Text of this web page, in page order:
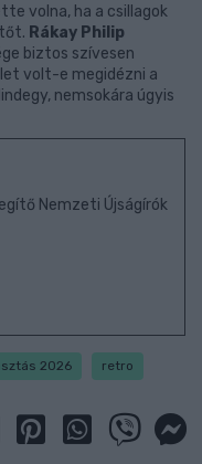
volna, ha a csillagok
Rákay Philip
biztos szívesen
volt-e megidézni a
nemsokára úgyis
Nemzeti Újságírók
2026 retro